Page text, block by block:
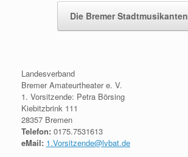
Die Bremer Stadtmusikanten
Landesverband
Bremer Amateurtheater e. V.
1. Vorsitzende: Petra Börsing
Kiebitzbrink 111
28357 Bremen
Telefon: 0175.7531613
eMail: 1.Vorsitzende@lvbat.de